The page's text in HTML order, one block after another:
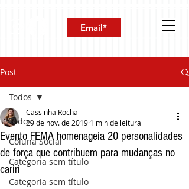
Post
Todos
Coluna Social
Categoria sem título
Categoria sem título
Todos
Evento FEMA homenageia 20 personalidades
de força que contribuem para mudanças no
cariri
Cassinha Rocha
29 de nov. de 2019 1 min de leitura